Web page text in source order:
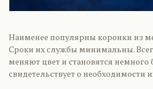
Наименее популярны коронки из
Сроки их службы минимальны.
меняют цвет и становятся немного
свидетельствует о необходимости